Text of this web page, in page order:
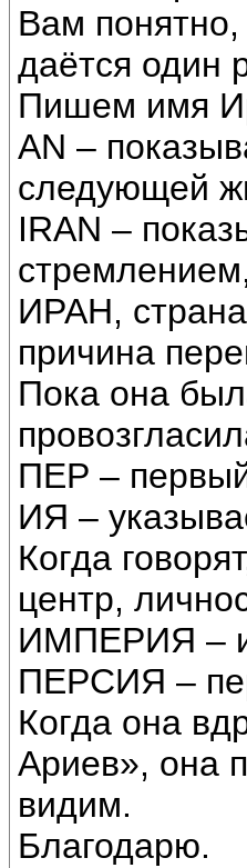
Вам
даётся один
Пишем имя
AN –
следующей
IRAN –
ИРАН,
причина
Пока она
ПЕР –
ИЯ –
Когда
центр,
ИМПЕРИЯ –
ПЕРСИЯ –
Когда она
Ариев», она
видим.
Благодарю.